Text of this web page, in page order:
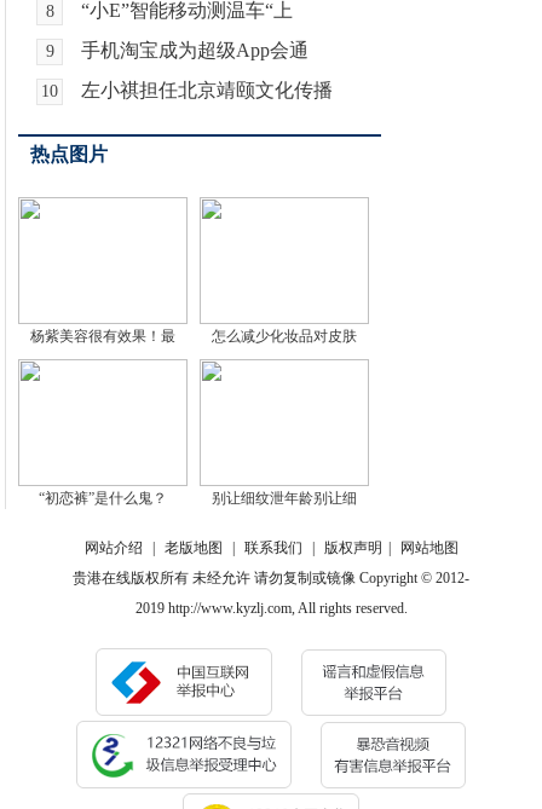
8 “小E”智能移动测温车“上
9 手机淘宝成为超级App会通
10 左小祺担任北京靖颐文化传播
热点图片
杨紫美容很有效果！最 怎么减少化妆品对皮肤
“初恋裤”是什么鬼？ 别让细纹泄年龄别让细
网站介绍 老版地图 联系我们 版权声明
网站地图
贵港在线版权所有 未经允许 请勿复制或镜像 Copyright © 2012-
2019 http://www.kyzlj.com, All rights reserved.